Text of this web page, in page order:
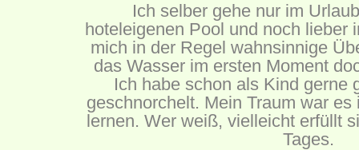
Ich selber gehe nur im
hoteleigenen Pool und noch lieber
mich in der Regel wahnsinnige
das Wasser im ersten Moment
Ich habe schon als Kind gerne
geschnorchelt. Mein Traum war es
lernen. Wer weiß, vielleicht erfüllt
Tages.